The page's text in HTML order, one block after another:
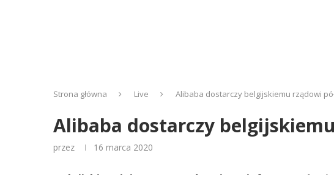
Strona główna Live Alibaba dostarczy belgijskiemu rządowi
Alibaba dostarczy
przez 16 marca 2020